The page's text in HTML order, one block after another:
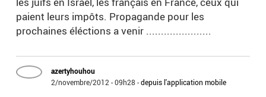
paient leurs impôts. Propagande pour les
prochaines éléctions a venir ......................
azertyhouhou
2/novembre/2012 - 09h28 -depuis l'application mobile